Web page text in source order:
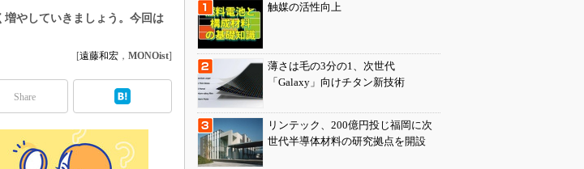
ールド
ト展
みモデリング
ト開発
ンタ
やしていきましょう。今回は
[遠藤和宏 ， MONOist]
Share
触媒の活性向上
薄さは毛の3分の1、次世代
「Galaxy」向けチタン新技術
リンテック、200億円投じ福岡に次
世代半導体材料の研究拠点を開設